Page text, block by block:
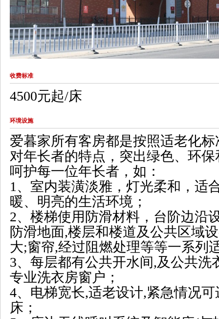
收费标准
4500元起/床
环境设施
爱暮家所有客房都是按照适老化
对年长者的特点，突出绿色、环
呵护每一位年长者，如：
1、室内装潢淡雅，灯光柔和，适
暖、明亮的生活环境；
2、楼梯使用防滑材料，台阶边沿
防滑地面,楼层和楼道及公共区域
大;窗帘,经过阻燃处理等等一系列
3、每层都有公共开水间,及公共洗
专业洗衣房窗户；
4、电梯宽长,适老设计,紧急情况
床；